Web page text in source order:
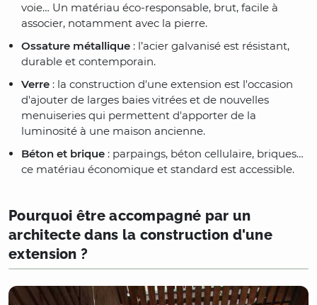
voie… Un matériau éco-responsable, brut, facile à
associer, notamment avec la pierre.
Ossature métallique : l’acier galvanisé est résistant,
durable et contemporain.
Verre : la construction d'une extension est l'occasion
d'ajouter de larges baies vitrées et de nouvelles
menuiseries qui permettent d'apporter de la
luminosité à une maison ancienne.
Béton et brique : parpaings, béton cellulaire, briques…
ce matériau économique et standard est accessible.
Pourquoi être accompagné par un
architecte dans la construction d'une
extension ?